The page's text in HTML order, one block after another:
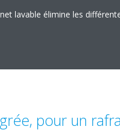
lavable élimine les
pour un